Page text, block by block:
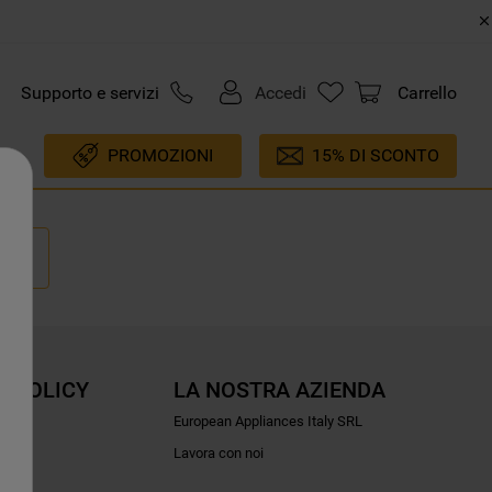
Supporto e servizi Accedi Carrello
PROMOZIONI 15% DI SCONTO
POLICY LA NOSTRA AZIENDA
European Appliances Italy SRL
Lavora con noi